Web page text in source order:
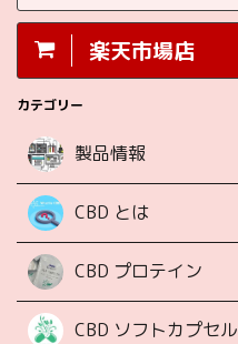
楽天市場店
カテゴリー
製品情報
CBD とは
CBD プロテイン
CBD ソフトカプセル